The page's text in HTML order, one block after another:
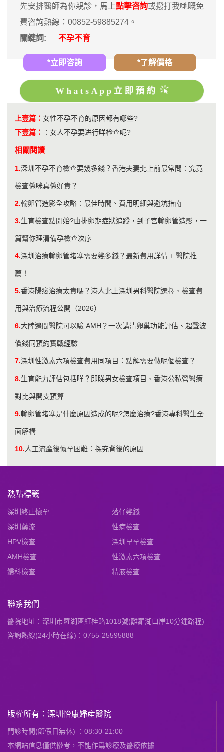
先安排醫師為你親診，馬上點擊咨詢或撥打我哋嘅免
費咨詢熱線：00852-59885274。
關鍵詞:
不孕不育
*立即咨詢 *了解價格
WhatsApp立即預約
上壹篇： 女性不孕不育的原因都有哪些?
下壹篇：
： 女人不孕要进行咩检查呢?
相關閱讀
1.深圳不孕不育檢查要幾多錢？香港夫妻北上前最常問：究竟
檢查係咪真係好貴？
2.輸卵管造影全攻略：最佳時間、費用明細與避坑指南
3.生育檢查點開始?由排卵期症狀追蹤，到子宮輸卵管造影，一
篇幫你理清備孕檢查次序
4.​深圳治療輸卵管堵塞需要幾多錢？最新費用詳情 + 醫院推
薦！
5.香港陽痿治療太貴嗎？港人北上深圳男科醫院選擇、檢查費
用與治療流程公開（2026）
6.大陸邊間醫院可以驗 AMH？一次講清卵巢功能評估、超聲波
價錢同預約實戰經驗
7.深圳性激素六項檢查費用同項目：點解需要做呢個檢查？
8.生育能力評估包括咩？即睇男女檢查項目、香港公私營醫療
對比與開支預算
9.輸卵管堵塞是什麼原因造成的呢?怎麼治療?香港專科醫生全
面解構
10.人工流產後懷孕困難：探究背後的原因
熱點標籤
深圳終止懷孕
落仔幾錢
深圳藥流
性病檢查
HPV檢查
深圳早孕檢查
AMH檢查
性激素六項檢查
婦科檢查
精液檢查
聯系我們
醫院地址：深圳市羅湖區紅桂路1018號(離羅湖口岸10分鍾路程)
咨詢熱線(24小時在線)：0755-25595888
版權所有：深圳怡康婦産醫院
門診時間(節假日無休) ：08:30-21:00
本網站信息僅供慘考，不能作爲診療及醫療依據